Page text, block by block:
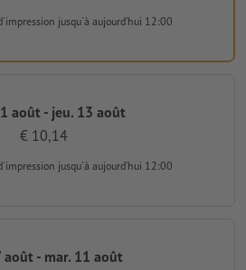
jusqu'à aujourd’hui 12:00
août - jeu. 13 août
€ 10,14
jusqu'à aujourd’hui 12:00
août - mar. 11 août